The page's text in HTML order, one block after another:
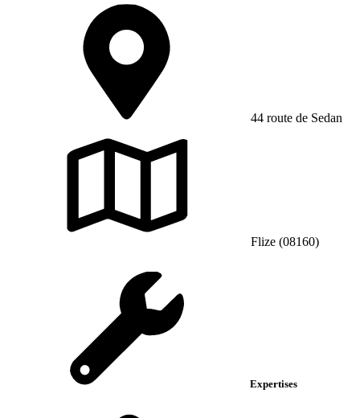
44 route de Sedan
Flize (08160)
Expertises